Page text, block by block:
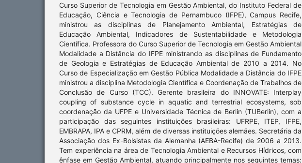
Curso Superior de Tecnologia em Gestão Ambiental, do Instituto Federal de
Educação, Ciência e Tecnologia de Pernambuco (IFPE), Campus Recife,
ministrou as disciplinas de Planejamento Ambiental, Estratégias de
Educação Ambiental, Indicadores de Sustentabilidade e Metodologia
Científica. Professora do Curso Superior de Tecnologia em Gestão Ambiental
Modalidade a Distância do IFPE ministrando as disciplinas de Fundamento
de Geologia e Estratégias de Educação Ambiental de 2010 a 2014. No
Curso de Especialização em Gestão Pública Modalidade a Distância do IFPE
ministrou a disciplina Metodologia Científica e Coordenação de Trabalhos de
Conclusão de Curso (TCC). Gerente brasileira do INNOVATE: Interplay
coupling of substance cycle in aquatic and terrestrial ecosystems, sob
coordenação da UFPE e Universidade Técnica de Berlin (TUBerlin), com a
participação das seguintes instituições brasileiras: UFRPE, ITEP, IFPE,
EMBRAPA, IPA e CPRM, além de diversas instituições alemães. Secretária da
Associação dos Ex-Bolsistas da Alemanha (AEBA-Recife) de 2006 a 2013.
Tem experiência na área de Tecnologia Ambiental e Recursos Hídricos, com
ênfase em Gestão Ambiental, atuando principalmente nos seguintes temas: